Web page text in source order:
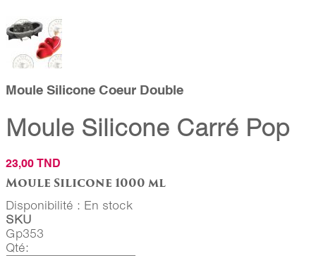
Moule Silicone Coeur Double
Moule Silicone Carré Pop
23,00 TND
Moule Silicone 1000 ml
Disponibilité : En stock
SKU
Gp353
Qté: